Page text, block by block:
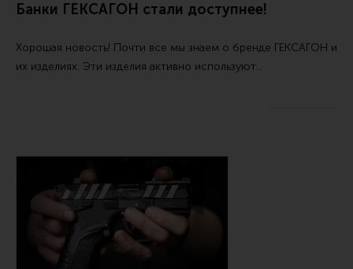
Банки ГЕКСАГОН стали доступнее!
Хорошая новость! Почти все мы знаем о бренде ГЕКСАГОН и
их изделиях. Эти изделия активно используют…